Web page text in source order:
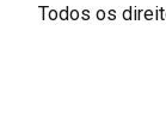
Todos os